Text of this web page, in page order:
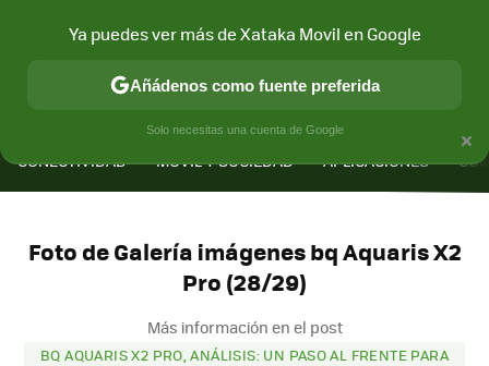
CONECTIVIDAD MÓVIL Y SOCIEDAD APLICACIONES
Foto de Galería imágenes bq Aquaris X2
Pro (28/29)
Más información en el post
BQ AQUARIS X2 PRO, ANÁLISIS: UN PASO AL FRENTE PARA
×
Ya puedes ver más de Xataka Movil en Google
Añádenos como fuente preferida
Solo necesitas una cuenta de Google